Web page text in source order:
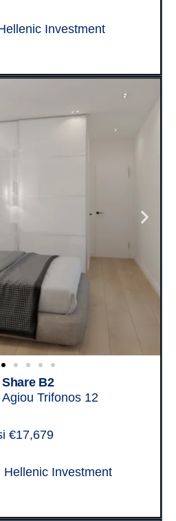
Investment
Share B2
Agiou Trifonos 12
€17,679
Hellenic Investment